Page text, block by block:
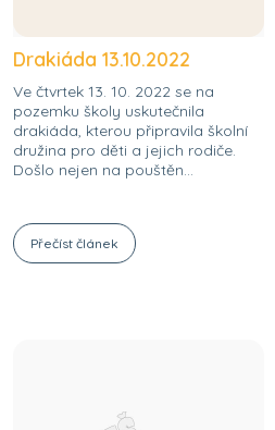
Drakiáda 13.10.2022
Ve čtvrtek 13. 10. 2022 se na
pozemku školy uskutečnila
drakiáda, kterou připravila školní
družina pro děti a jejich rodiče.
Došlo nejen na pouštěn...
Přečíst článek